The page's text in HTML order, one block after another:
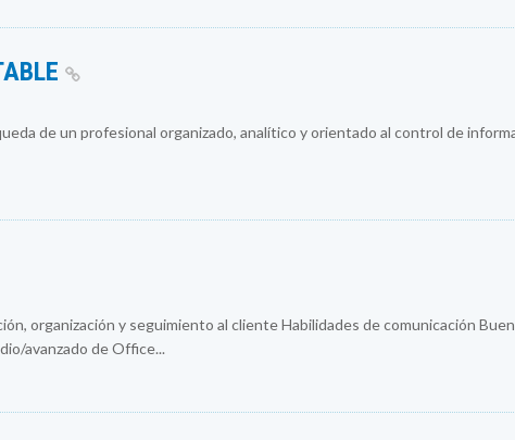
de un profesional organizado, analítico y orientado al control de
organización y seguimiento al cliente Habilidades de comunicación
avanzado de Office...